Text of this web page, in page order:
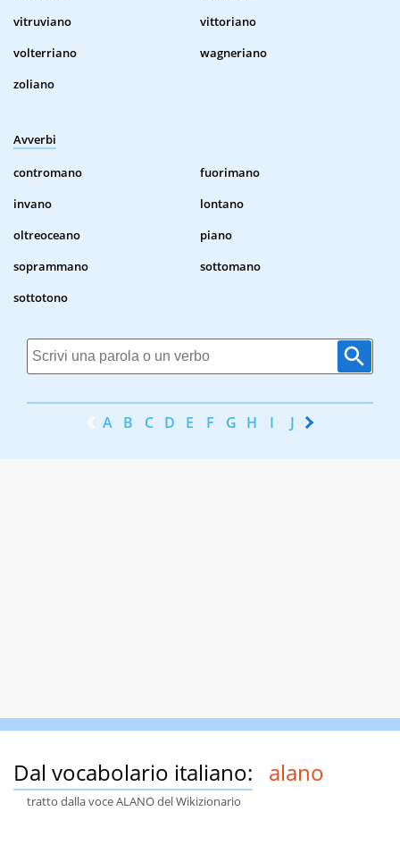
vitruviano
vittoriano
volterriano
wagneriano
zoliano
Avverbi
contromano
fuorimano
invano
lontano
oltreoceano
piano
soprammano
sottomano
sottotono
A B C D E F G H I J K
Dal vocabolario italiano: alano
tratto dalla voce ALANO del Wikizionario